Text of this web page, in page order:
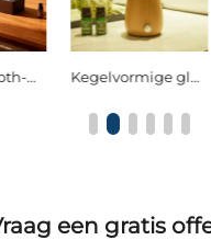
Kegelvormige glazen waterloze nebuliserende geurdiffuser met enkele knopbediening en warme LED-omgevingslamp Assortiment bloemachtige en frisse geur oliën, luchtzuiverend en stressverlichtend voor elke hoek van uw leven
een gratis